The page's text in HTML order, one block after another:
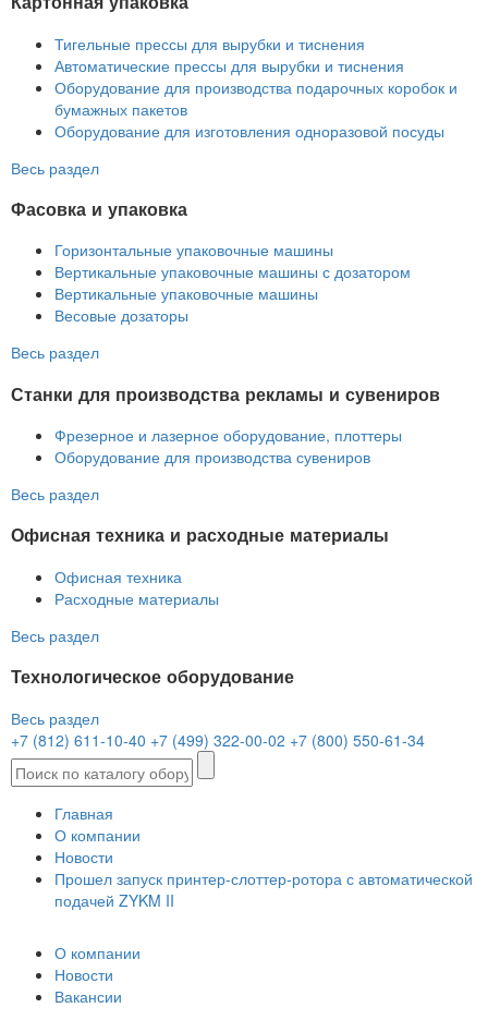
Тигельные прессы для вырубки и тиснения
Автоматические прессы для вырубки и тиснения
Оборудование для производства подарочных коробок и
бумажных пакетов
Оборудование для изготовления одноразовой посуды
Весь раздел
Фасовка и упаковка
Горизонтальные упаковочные машины
Вертикальные упаковочные машины с дозатором
Вертикальные упаковочные машины
Весовые дозаторы
Весь раздел
Станки для производства рекламы и сувениров
Фрезерное и лазерное оборудование, плоттеры
Оборудование для производства сувениров
Весь раздел
Офисная техника и расходные материалы
Офисная техника
Расходные материалы
Весь раздел
Технологическое оборудование
Весь раздел
+7 (812) 611-10-40 +7 (499) 322-00-02 +7 (800) 550-61-34
Главная
О компании
Новости
Прошел запуск принтер-слоттер-ротора с автоматической
подачей ZYKM II
О компании
Новости
Вакансии